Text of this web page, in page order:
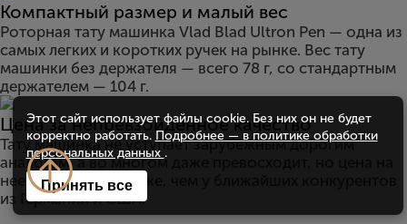
Компактный размер и малый вес
Роторная тату машинка Vlad Blad Ultron Pen — одна из
самых легких и коротких ручек на рынке. Вес тату
машинки без держателя — всего 78 г, со стандартным
держателем — 104 г.
Цена за непревзойденное качество
Тату машинка не уступает зарубежным дорогим
аналогам, а во многом даже превосходит, но цена на
нее значительно ниже, чем у ближайших конкурентов
из Германии и США.
Этот сайт использует файлы cookie. Без них он не будет
корректно работать. Подробнее — в политике обработки
персональных данных .
Принять все